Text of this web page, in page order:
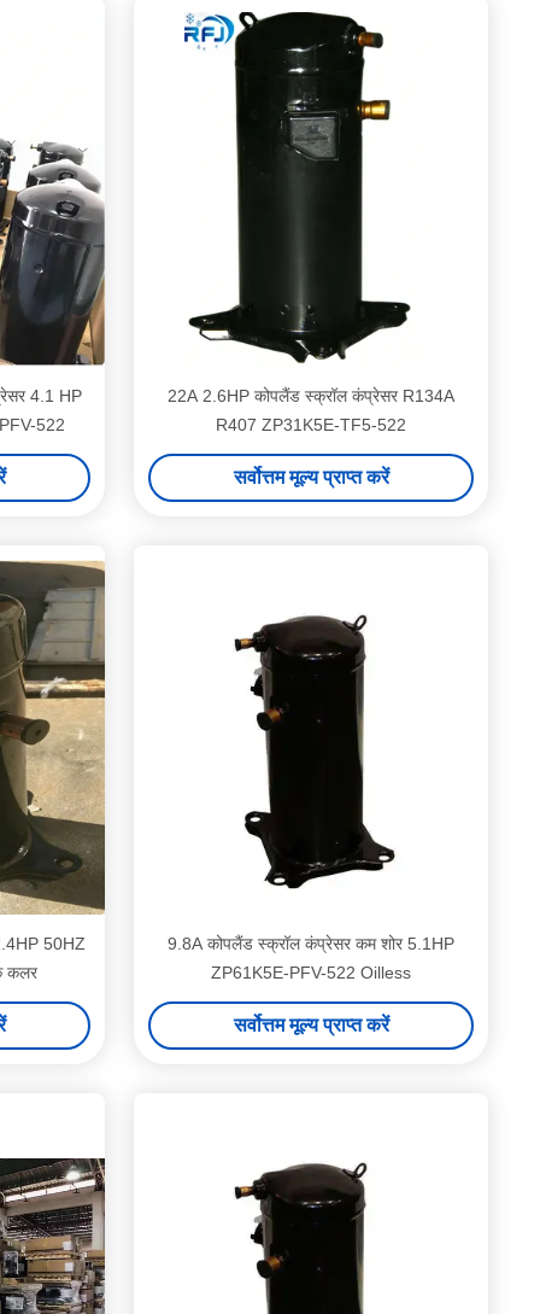
4.1 HP
522
22A 2.6HP कोपलैंड स्क्रॉल कंप्रेसर R134A
R407 ZP31K5E-TF5-522
सर्वोत्तम मूल्य प्राप्त करें
50HZ
कलर
9.8A कोपलैंड स्क्रॉल कंप्रेसर कम शोर 5.1HP
ZP61K5E-PFV-522 Oilless
सर्वोत्तम मूल्य प्राप्त करें